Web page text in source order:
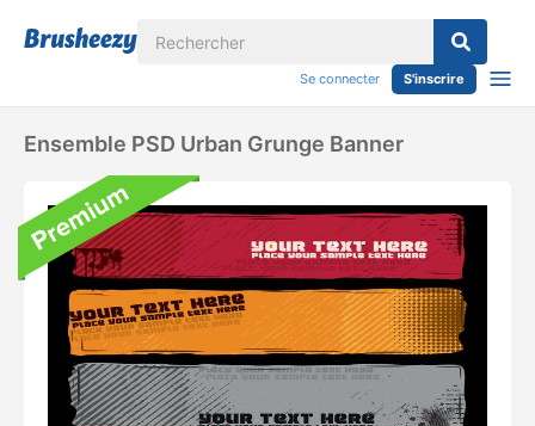
Se connecter S'inscrire
Ensemble PSD Urban Grunge Banner